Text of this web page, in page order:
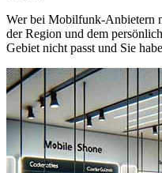
Wer bei Mobilfunk-Anbietern
der Region und dem
Gebiet nicht passt und Sie